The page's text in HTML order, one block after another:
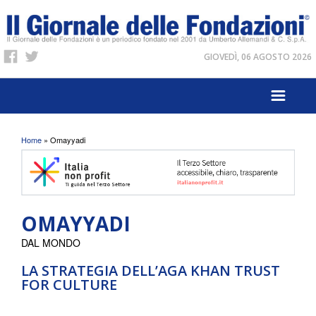
GIOVEDÌ, 06 AGOSTO 2026
Tu sei qui
Home » Omayyadi
OMAYYADI
LA STRATEGIA DELL’AGA KHAN TRUST
FOR CULTURE
DAL MONDO